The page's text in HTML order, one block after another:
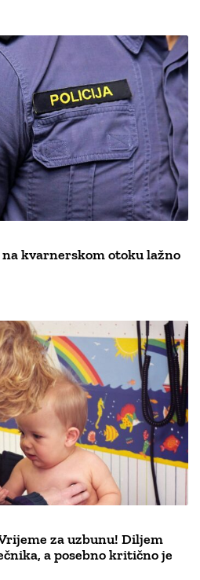
kvarnerskom otoku lažno
Vrijeme za uzbunu! Diljem
a posebno kritično je